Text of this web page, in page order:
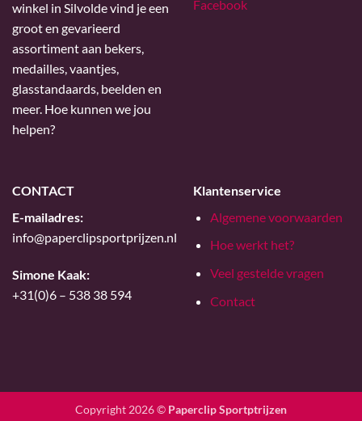
winkel in Silvolde vind je een
groot en gevarieerd
assortiment aan bekers,
medailles, vaantjes,
glasstandaards, beelden en
meer. Hoe kunnen we jou
helpen?
Facebook
CONTACT
E-mailadres:
info@paperclipsportprijzen.nl
Simone Kaak:
+31(0)6 – 538 38 594
Klantenservice
Algemene voorwaarden
Hoe werkt het?
Veel gestelde vragen
Contact
Copyright 2026 © Paperclip Sportptrijzen